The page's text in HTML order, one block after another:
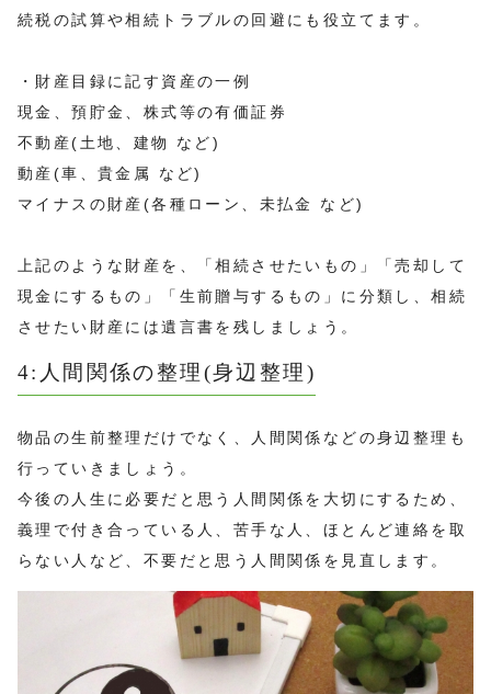
続税の試算や相続トラブルの回避にも役立てます。
・財産目録に記す資産の一例
現金、預貯金、株式等の有価証券
不動産(土地、建物 など)
動産(車、貴金属 など)
マイナスの財産(各種ローン、未払金 など)
上記のような財産を、「相続させたいもの」「売却して
現金にするもの」「生前贈与するもの」に分類し、相続
させたい財産には遺言書を残しましょう。
4:人間関係の整理(身辺整理)
物品の生前整理だけでなく、人間関係などの身辺整理も
行っていきましょう。
今後の人生に必要だと思う人間関係を大切にするため、
義理で付き合っている人、苦手な人、ほとんど連絡を取
らない人など、不要だと思う人間関係を見直します。